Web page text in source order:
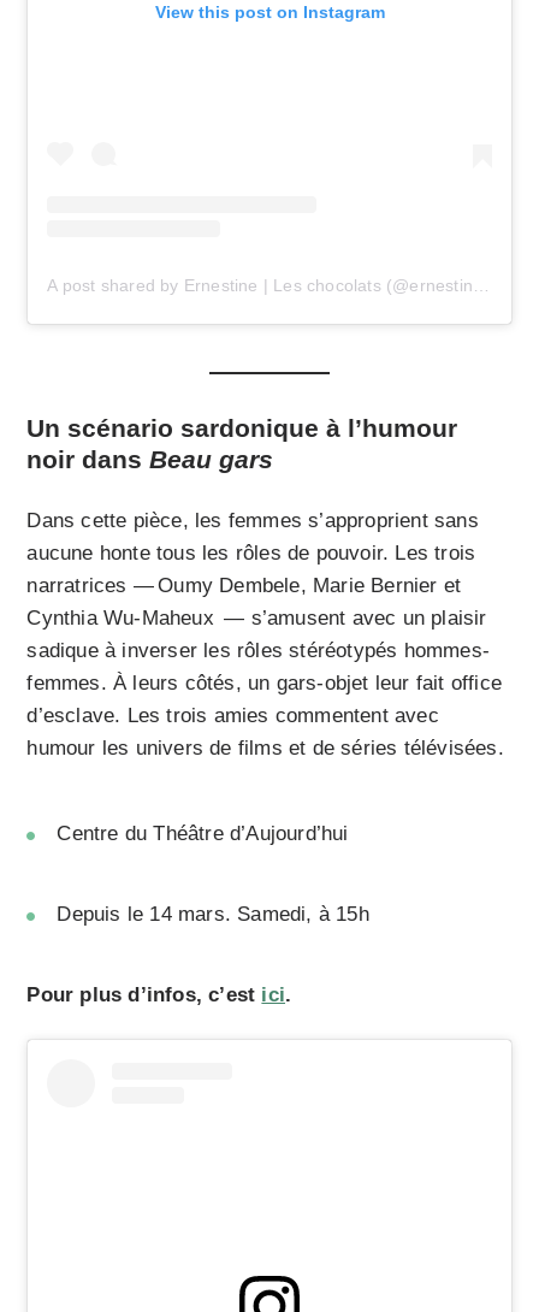
View this post on Instagram
Un scénario sardonique à l’humour
noir dansBeau gars
Dans cette pièce, les femmes s’approprient sans
aucune honte tous les rôles de pouvoir. Les trois
narratrices — Oumy Dembele, Marie Bernier et
Cynthia Wu-Maheux — s’amusent avec un plaisir
sadique à inverser les rôles stéréotypés hommes-
femmes. À leurs côtés, un gars-objet leur fait office
d’esclave. Les trois amies commentent avec
humour les univers de films et de séries télévisées.
Centre du Théâtre d’Aujourd’hui
Depuis le 14 mars. Samedi, à 15h
Pour plus d’infos, c’est ici.